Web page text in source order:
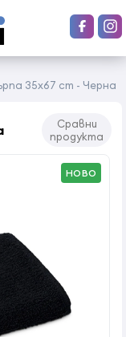
35x67 cm - Черна
Сравни
продукта
НОВО